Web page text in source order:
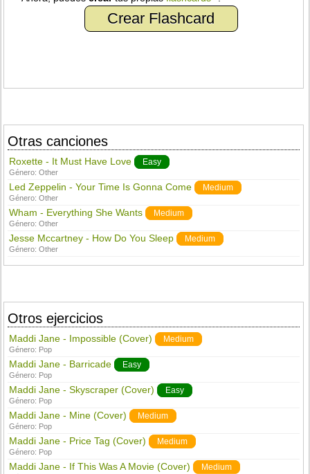
Crear Flashcard
Otras canciones
Roxette - It Must Have Love Easy
Género:Other
Led Zeppelin - Your Time Is Gonna Come Medium
Género:Other
Wham - Everything She Wants Medium
Género:Other
Jesse Mccartney - How Do You Sleep Medium
Género:Other
Otros ejercicios
Maddi Jane - Impossible (Cover) Medium
Género: Pop
Maddi Jane - Barricade Easy
Género: Pop
Maddi Jane - Skyscraper (Cover) Easy
Género: Pop
Maddi Jane - Mine (Cover) Medium
Género: Pop
Maddi Jane - Price Tag (Cover) Medium
Género: Pop
Maddi Jane - If This Was A Movie (Cover) Medium